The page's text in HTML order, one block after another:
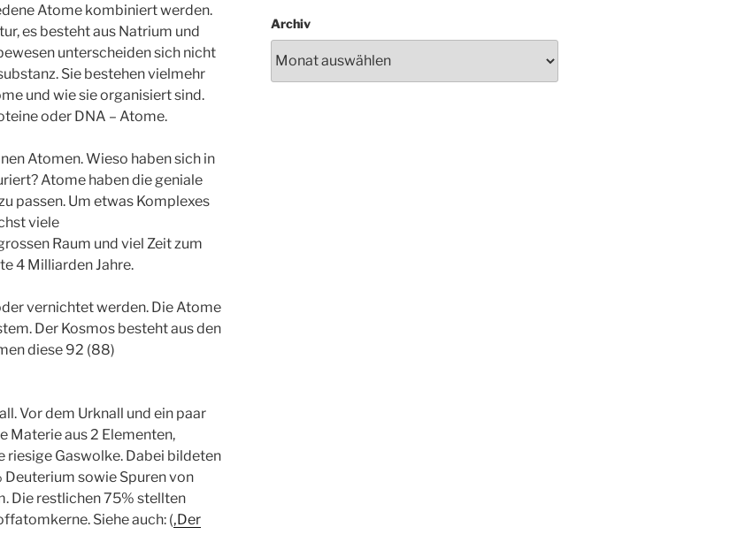
Atome kombiniert werden.
es besteht aus Natrium und
unterscheiden sich nicht
Sie bestehen vielmehr
und wie sie organisiert sind.
oder DNA – Atome.
Atomen. Wieso haben sich in
Atome haben die geniale
passen. Um etwas Komplexes
viele
Raum und viel Zeit zum
4 Milliarden Jahre.
vernichtet werden. Die Atome
Der Kosmos besteht aus den
diese 92 (88)
Vor dem Urknall und ein paar
Materie aus 2 Elementen,
riesige Gaswolke. Dabei bildeten
sowie Spuren von
Die restlichen 75% stellten
Siehe auch: (‚Der
Archiv